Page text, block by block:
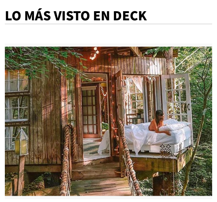
LO MÁS VISTO EN DECK